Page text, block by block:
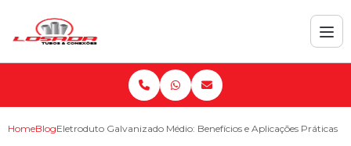
HomeBlogEletroduto Galvanizado Médio: Benefícios e Aplicações Práticas